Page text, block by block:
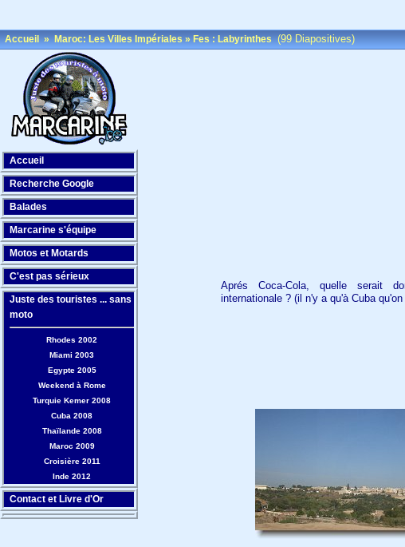
Accueil»Maroc: Les Villes Impériales»Fes : Labyrinthes (99 Diapositives)
Aprés Coca-Cola, quelle serait
internationale ? (il n'y a qu'à Cuba
Accueil
Recherche Google
Balades
Marcarine s'équipe
Motos et Motards
C'est pas sérieux
Juste des touristes ... sans
moto
Rhodes 2002
Miami 2003
Egypte 2005
Weekend à Rome
Turquie Kemer 2008
Cuba 2008
Thaïlande 2008
Maroc 2009
Croisière 2011
Inde 2012
Contact et Livre d'Or